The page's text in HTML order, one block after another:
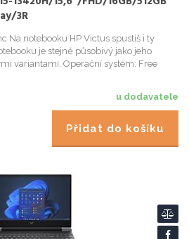
3R
Na notebooku HP Victus spustíš i ty
je stejně působivý jako jeho
variantami. Operační systém: Free
u dodavatele
Přidat do košíku